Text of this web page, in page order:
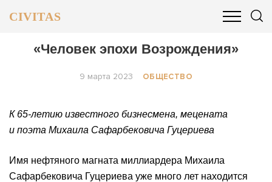
CIVITAS
ОБЩЕСТВО БИЗНЕС И ФИНАНСЫ
«Человек эпохи Возрождения»
9 марта 2023 ОБЩЕСТВО
К 65-летию известного бизнесмена, мецената
и поэта Михаила Сафарбековича Гуцериева
Имя нефтяного магната миллиардера Михаила
Сафарбековича Гуцериева уже много лет находится